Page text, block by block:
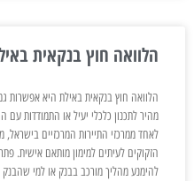
הלוואה חוץ בנקאית
הלוואה חוץ בנקאית באילת היא אפשרות
מהיר לתכנון כלכלי יעיל או התמודדות
לאחד ממרכזי התיירות המרכזיים בישראל,
הזקוקים לעיתים למימון מותאם אישית.
להימנע מהליך מורכב בבנק או למי